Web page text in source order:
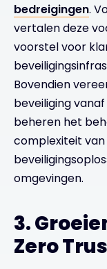
bedreigingen.
vertalen deze
voorstel voor
Bovendien
beveiliging
beheren het
complexiteit
omgevingen.
3.
Zero